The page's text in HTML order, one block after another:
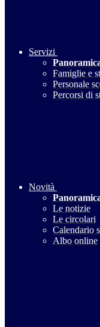
Servizi
Famiglie e
Personale
Percorsi di
Novità
Le notizie
Le circolari
Calendario
Albo online